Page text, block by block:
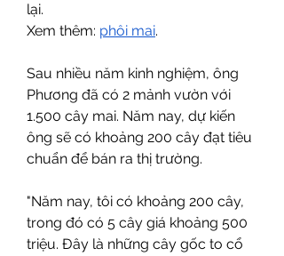
lại.
Xem thêm: phôi mai.
Sau nhiều năm kinh nghiệm, ông
Phương đã có 2 mảnh vườn với
1.500 cây mai. Năm nay, dự kiến
ông sẽ có khoảng 200 cây đạt tiêu
chuẩn để bán ra thị trường.
"Năm nay, tôi có khoảng 200 cây,
trong đó có 5 cây giá khoảng 500
triệu. Đây là những cây gốc to cổ